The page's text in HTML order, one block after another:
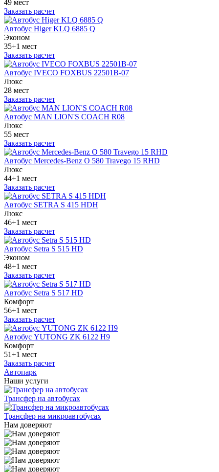
49 мест
Заказать расчет
Автобус Higer KLQ 6885 Q
Эконом
35+1 мест
Заказать расчет
Автобус IVECO FOXBUS 22501В-07
Люкс
28 мест
Заказать расчет
Автобус MAN LION'S COACH R08
Люкс
55 мест
Заказать расчет
Автобус Mercedes-Benz O 580 Travego 15 RHD
Люкс
44+1 мест
Заказать расчет
Автобус SETRA S 415 HDH
Люкс
46+1 мест
Заказать расчет
Автобус Setra S 515 HD
Эконом
48+1 мест
Заказать расчет
Автобус Setra S 517 HD
Комфорт
56+1 мест
Заказать расчет
Автобус YUTONG ZK 6122 H9
Комфорт
51+1 мест
Заказать расчет
Автопарк
Наши услуги
Трансфер на автобусах
Трансфер на микроавтобусах
Нам доверяют